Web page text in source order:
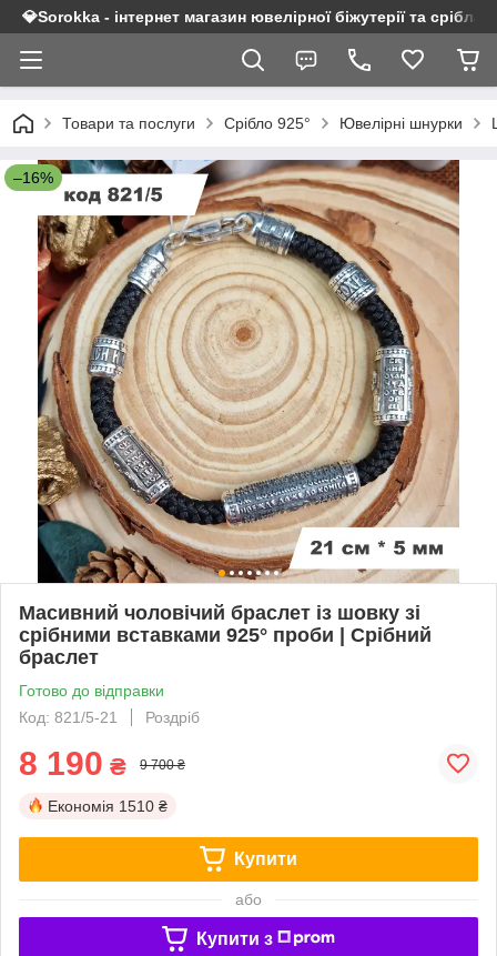
💎Sorokka - інтернет магазин ювелірної біжутерії та срібла
Товари та послуги Срібло 925° Ювелірні шнурки
–16%
Масивний чоловічий браслет із шовку зі
срібними вставками 925° проби | Срібний
браслет
Готово до відправки
Код: 821/5-21
Роздріб
8 190 ₴ 9 700 ₴
Економія 1510 ₴
Купити
або
Купити з